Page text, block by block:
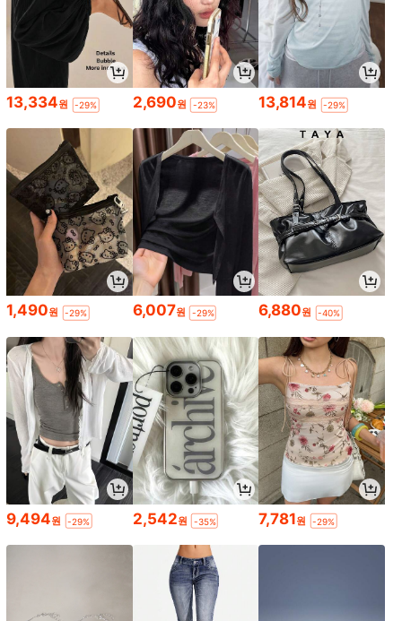
13,334원 -29% 2,690원 -23% 13,814원 -29%
1,490원 -29% 6,007원 -29% 6,880원 -40%
9,494원 -29% 2,542원 -35% 7,781원 -29%